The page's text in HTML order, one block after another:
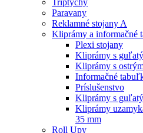
Triptychy
Paravany
Reklamné stojany A
Kliprámy a informačné
Plexi stojany
Kliprámy s
Kliprámy s
Informačné
Príslušenstvo
Kliprámy s
Kliprámy
35 mm
Roll Upy